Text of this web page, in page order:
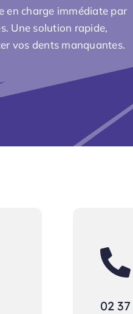
en charge immédiate par
Une solution rapide,
vos dents manquantes.
02